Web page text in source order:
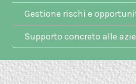
Gestione rischi e
Supporto concreto alle